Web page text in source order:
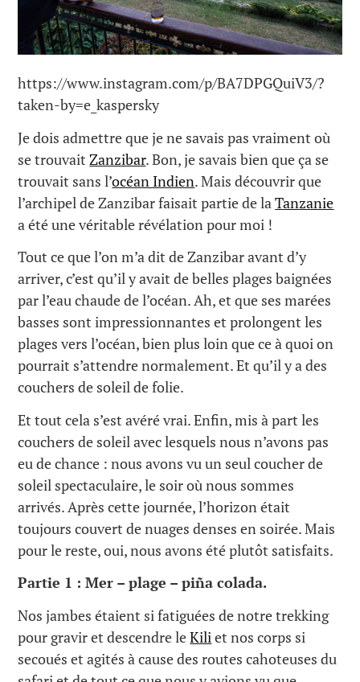
https://www.instagram.com/p/BA7DPGQuiV3/?
taken-by=e_kaspersky
Je dois admettre que je ne savais pas vraiment où
se trouvaitZanzibar. Bon, je savais bien que ça se
trouvait sans l’océan Indien. Mais découvrir que
l’archipel de Zanzibar faisait partie de laTanzanie
a été une véritable révélation pour moi !
Tout ce que l’on m’a dit de Zanzibar avant d’y
arriver, c’est qu’il y avait de belles plages baignées
par l’eau chaude de l’océan. Ah, et que ses marées
basses sont impressionnantes et prolongent les
plages vers l’océan, bien plus loin que ce à quoi on
pourrait s’attendre normalement. Et qu’il y a des
couchers de soleil de folie.
Et tout cela s’est avéré vrai. Enfin, mis à part les
couchers de soleil avec lesquels nous n’avons pas
eu de chance : nous avons vu un seul coucher de
soleil spectaculaire, le soir où nous sommes
arrivés. Après cette journée, l’horizon était
toujours couvert de nuages denses en soirée. Mais
pour le reste, oui, nous avons été plutôt satisfaits.
Partie 1 : Mer – plage – piña colada.
Nos jambes étaient si fatiguées de notre trekking
pour gravir et descendre leKiliet nos corps si
secoués et agités à cause des routes cahoteuses du